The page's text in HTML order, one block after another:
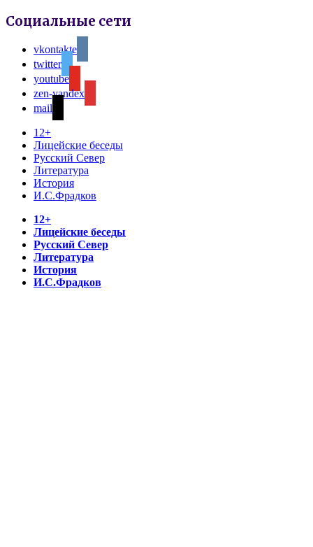
Социальные сети
vkontakte
twitter
youtube
zen-yandex
mail
12+
Лицейские беседы
Русский Север
Литература
История
И.С.Фрадков
12+
Лицейские беседы
Русский Север
Литература
История
И.С.Фрадков